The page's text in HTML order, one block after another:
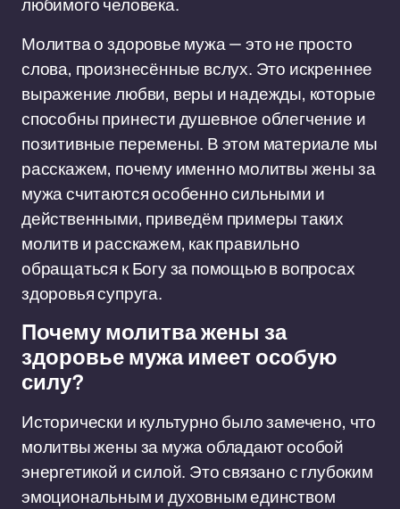
Молитва о здоровье мужа — это не просто
слова, произнесённые вслух. Это искреннее
выражение любви, веры и надежды, которые
способны принести душевное облегчение и
позитивные перемены. В этом материале мы
расскажем, почему именно молитвы жены за
мужа считаются особенно сильными и
действенными, приведём примеры таких
молитв и расскажем, как правильно
обращаться к Богу за помощью в вопросах
здоровья супруга.
Почему молитва жены за
здоровье мужа имеет особую
силу?
Исторически и культурно было замечено, что
молитвы жены за мужа обладают особой
энергетикой и силой. Это связано с глубоким
эмоциональным и духовным единством